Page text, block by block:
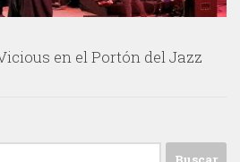
en el Portón del Jazz